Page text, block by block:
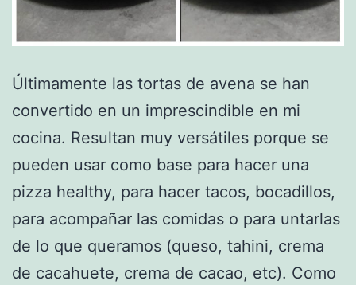
Últimamente las tortas de avena se han
convertido en un imprescindible en mi
cocina. Resultan muy versátiles porque se
pueden usar como base para hacer una
pizza healthy, para hacer tacos, bocadillos,
para acompañar las comidas o para untarlas
de lo que queramos (queso, tahini, crema
de cacahuete, crema de cacao, etc). Como